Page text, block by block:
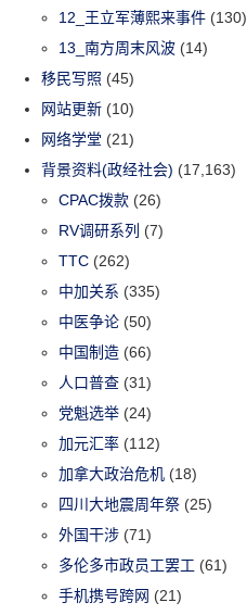
12_王立军薄熙来事件 (130)
13_南方周末风波 (14)
移民写照 (45)
网站更新 (10)
网络学堂 (21)
背景资料(政经社会) (17,163)
CPAC拨款 (26)
RV调研系列 (7)
TTC (262)
中加关系 (335)
中医争论 (50)
中国制造 (66)
人口普查 (31)
党魁选举 (24)
加元汇率 (112)
加拿大政治危机 (18)
四川大地震周年祭 (25)
外国干涉 (71)
多伦多市政员工罢工 (61)
手机携号跨网 (21)